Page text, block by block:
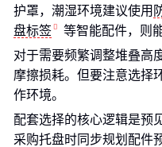
护罩，潮湿环境建议使用
盘标签
等智能配件，则
对于需要频繁调整堆叠高
摩擦损耗。但要注意选择
作环境。
配套选择的核心逻辑是预
采购托盘时同步规划配件